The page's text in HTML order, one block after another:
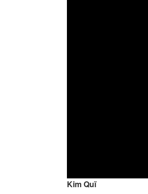
Kim Quĩ